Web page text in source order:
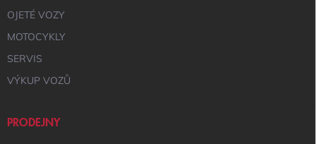
OJETÉ VOZY
MOTOCYKLY
SERVIS
VÝKUP VOZŮ
PRODEJNY